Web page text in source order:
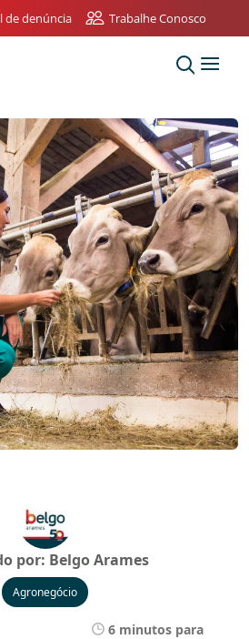
de denúncia Trabalhe Conosco
por: Belgo Arames
Agronegócio
6 minutos para